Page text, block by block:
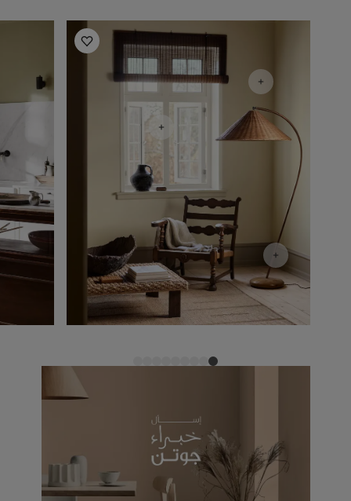
أفكار ملهمة لغرفة المعيشة